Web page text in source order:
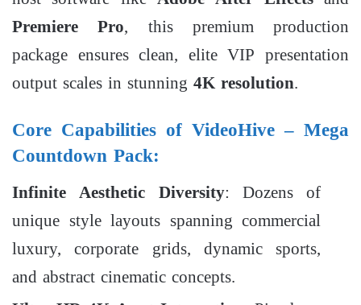
Premiere Pro, this premium production
package ensures clean, elite VIP presentation
output scales in stunning 4K resolution.
Core Capabilities of VideoHive – Mega
Countdown Pack:
Infinite Aesthetic Diversity: Dozens of
unique style layouts spanning commercial
luxury, corporate grids, dynamic sports,
and abstract cinematic concepts.